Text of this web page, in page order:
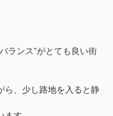
ランス”がとても良い街
ら、少し路地を入ると静